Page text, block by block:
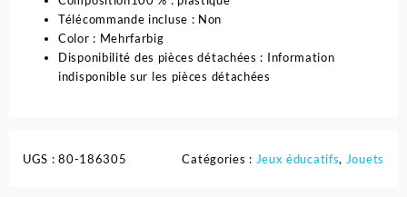
Télécommande incluse :‎ Non
Color‎ : Mehrfarbig
Disponibilité des pièces détachées : ‎Information
indisponible sur les pièces détachées
UGS :80-186305 Catégories : Jeux éducatifs, Jouets